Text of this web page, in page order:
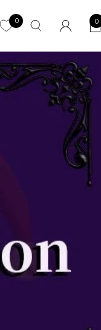
0 0